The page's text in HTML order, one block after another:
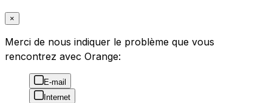
×
Merci de nous indiquer le problème que vous
rencontrez avec Orange:
E-mail
Internet